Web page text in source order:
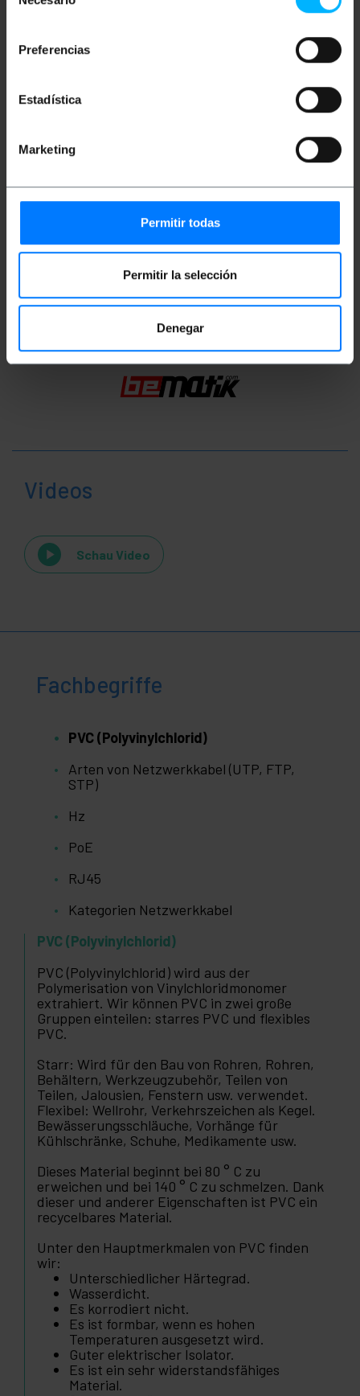
Preferencias
Estadística
Marketing
Permitir todas
Permitir la selección
Denegar
meters.
Maximum bandwidth: 500 MHz.
Produktgröße (Breite x Tiefe x Höhe): 16.5 x
17.0 x 1.9 cm
Anzahl der Produkte: 1
Packungsgrösse: 17.0 x 16.5 x 1.9 cm
Videos
Schau Video
Fachbegriffe
PVC (Polyvinylchlorid)
Arten von Netzwerkkabel (UTP, FTP,
STP)
Hz
PoE
RJ45
Kategorien Netzwerkkabel
PVC (Polyvinylchlorid)
PVC (Polyvinylchlorid) wird aus der
Polymerisation von Vinylchloridmonomer
extrahiert. Wir können PVC in zwei große
Gruppen einteilen: starres PVC und flexibles
PVC.
Starr: Wird für den Bau von Rohren, Rohren,
Behältern, Werkzeugzubehör, Teilen von
Teilen, Jalousien, Fenstern usw. verwendet.
Flexibel: Wellrohr, Verkehrszeichen als Kegel.
Bewässerungsschläuche, Vorhänge für
Kühlschränke, Schuhe, Medikamente usw.
Dieses Material beginnt bei 80 ° C zu
erweichen und bei 140 ° C zu schmelzen. Dank
dieser und anderer Eigenschaften ist PVC ein
recycelbares Material.
Unter den Hauptmerkmalen von PVC finden
wir:
Unterschiedlicher Härtegrad.
Wasserdicht.
Es korrodiert nicht.
Es ist formbar, wenn es hohen
Temperaturen ausgesetzt wird.
Guter elektrischer Isolator.
Es ist ein sehr widerstandsfähiges
Material.